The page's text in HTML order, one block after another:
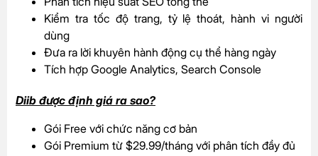
Kiểm tra tốc độ trang, tỷ lệ thoát, hành vi người
dùng
Đưa ra lời khuyên hành động cụ thể hàng ngày
Tích hợp Google Analytics, Search Console
Diib được định giá ra sao?
Gói Free với chức năng cơ bản
Gói Premium từ $29.99/tháng với phân tích đầy đủ